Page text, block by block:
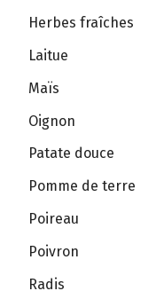
Herbes fraîches
Laitue
Maïs
Oignon
Patate douce
Pomme de terre
Poireau
Poivron
Radis